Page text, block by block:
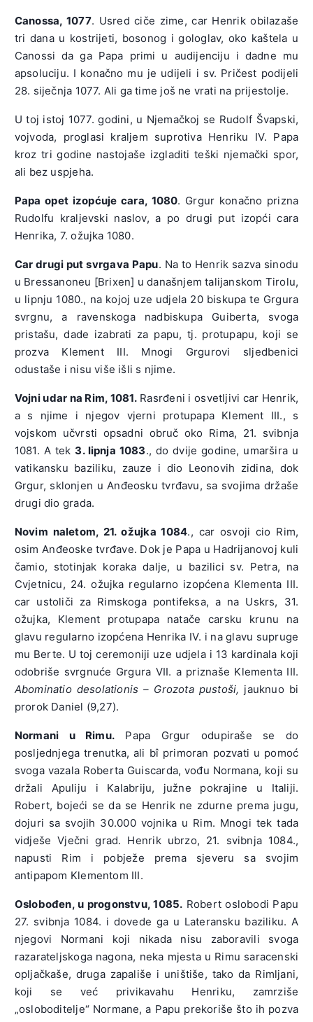
Canossa, 1077. Usred ciče zime, car Henrik obilazaše
tri dana u kostrijeti, bosonog i gologlav, oko kaštela u
Canossi da ga Papa primi u audijenciju i dadne mu
apsoluciju. I konačno mu je udijeli i sv. Pričest podijeli
28. siječnja 1077. Ali ga time još ne vrati na prijestolje.
U toj istoj 1077. godini, u Njemačkoj se Rudolf Švapski,
vojvoda, proglasi kraljem suprotiva Henriku IV. Papa
kroz tri godine nastojaše izgladiti teški njemački spor,
ali bez uspjeha.
Papa opet izopćuje cara, 1080. Grgur konačno prizna
Rudolfu kraljevski naslov, a po drugi put izopći cara
Henrika, 7. ožujka 1080.
Car drugi put svrgava Papu. Na to Henrik sazva sinodu
u Bressanoneu [Brixen] u današnjem talijanskom Tirolu,
u lipnju 1080., na kojoj uze udjela 20 biskupa te Grgura
svrgnu, a ravenskoga nadbiskupa Guiberta, svoga
pristašu, dade izabrati za papu, tj. protupapu, koji se
prozva Klement III. Mnogi Grgurovi sljedbenici
odustaše i nisu više išli s njime.
Vojni udar na Rim, 1081.Rasrđeni i osvetljivi car Henrik,
a s njime i njegov vjerni protupapa Klement III., s
vojskom učvrsti opsadni obruč oko Rima, 21. svibnja
1081. A tek 3. lipnja 1083., do dvije godine, umaršira u
vatikansku baziliku, zauze i dio Leonovih zidina, dok
Grgur, sklonjen u Anđeosku tvrđavu, sa svojima držaše
drugi dio grada.
Novim naletom, 21. ožujka 1084., car osvoji cio Rim,
osim Anđeoske tvrđave. Dok je Papa u Hadrijanovoj kuli
čamio, stotinjak koraka dalje, u bazilici sv. Petra, na
Cvjetnicu, 24. ožujka regularno izopćena Klementa III.
car ustoliči za Rimskoga pontifeksa, a na Uskrs, 31.
ožujka, Klement protupapa natače carsku krunu na
glavu regularno izopćena Henrika IV. i na glavu supruge
mu Berte. U toj ceremoniji uze udjela i 13 kardinala koji
odobriše svrgnuće Grgura VII. a priznaše Klementa III.
Abominatio desolationis – Grozota pustoši, jauknuo bi
prorok Daniel (9,27).
Normani u Rimu. Papa Grgur odupiraše se do
posljednjega trenutka, ali bî primoran pozvati u pomoć
svoga vazala Roberta Guiscarda, vođu Normana, koji su
držali Apuliju i Kalabriju, južne pokrajine u Italiji.
Robert, bojeći se da se Henrik ne zdurne prema jugu,
dojuri sa svojih 30.000 vojnika u Rim. Mnogi tek tada
vidješe Vječni grad. Henrik ubrzo, 21. svibnja 1084.,
napusti Rim i pobježe prema sjeveru sa svojim
antipapom Klementom III.
Oslobođen, u progonstvu, 1085. Robert oslobodi Papu
27. svibnja 1084. i dovede ga u Lateransku baziliku. A
njegovi Normani koji nikada nisu zaboravili svoga
razarateljskoga nagona, neka mjesta u Rimu saracenski
opljačkaše, druga zapališe i uništiše, tako da Rimljani,
koji se već privikavahu Henriku, zamrziše
„osloboditelje“ Normane, a Papu prekoriše što ih pozva